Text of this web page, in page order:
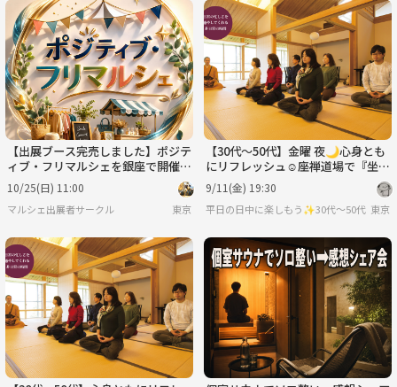
【出展ブース完売しました】ポジテ
ィブ・フリマルシェを銀座で開催し
ます!!
10/25(日) 11:00
マルシェ出展者サークル 東京
【30代〜50代】金曜 夜🌙心身とも
にリフレッシュ☺️座禅道場で『坐
禅』を体験しよう🧘‍♀️✨
9/11(金) 19:30
平日の日中に楽しもう✨30代〜50代（た
東京